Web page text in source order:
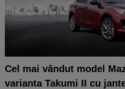
Cel mai vândut model
varianta Takumi II cu